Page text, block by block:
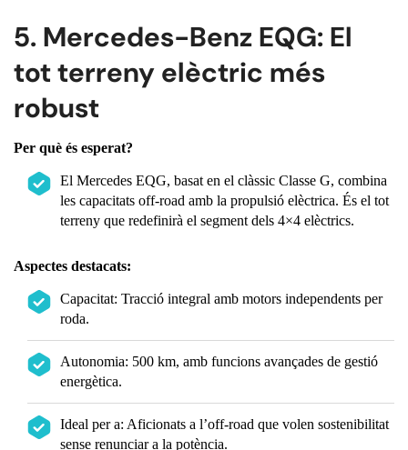
5. Mercedes-Benz EQG: El
tot terreny elèctric més
robust
Per què és esperat?
El Mercedes EQG, basat en el clàssic Classe G, combina
les capacitats off-road amb la propulsió elèctrica. És el tot
terreny que redefinirà el segment dels 4×4 elèctrics.
Aspectes destacats:
Capacitat: Tracció integral amb motors independents per
roda.
Autonomia: 500 km, amb funcions avançades de gestió
energètica.
Ideal per a: Aficionats a l’off-road que volen sostenibilitat
sense renunciar a la potència.